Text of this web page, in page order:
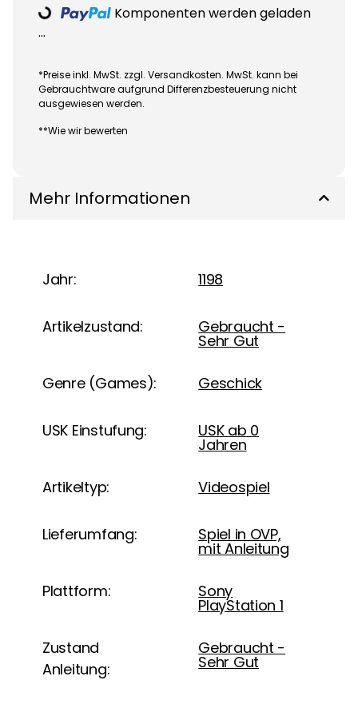
Loading...
Komponenten werden geladen
...
*Preise inkl. MwSt. zzgl. Versandkosten. MwSt. kann bei
Gebrauchtware aufgrund Differenzbesteuerung nicht
ausgewiesen werden.
**Wie wir bewerten
Mehr Informationen
Jahr: 1198
Artikelzustand: Gebraucht -
Sehr Gut
Genre (Games): Geschick
USK Einstufung: USK ab 0
Jahren
Artikeltyp: Videospiel
Lieferumfang: Spiel in OVP,
mit Anleitung
Plattform: Sony
PlayStation 1
Zustand
Anleitung:
Gebraucht -
Sehr Gut